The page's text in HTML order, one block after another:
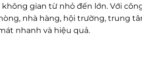
gian từ nhỏ đến lớn. Với
nhà hàng, hội trường, trung
nhanh và hiệu quả.